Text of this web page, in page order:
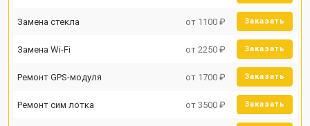
Замена стекла от 1100 ₽ Заказать
Замена Wi-Fi от 2250 ₽ Заказать
Ремонт GPS-модуля от 1700 ₽ Заказать
Ремонт сим лотка от 3500 ₽ Заказать